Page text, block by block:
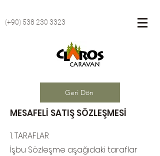
(+90) 538 230 3323
Geri Dön
MESAFELİ SATIŞ SÖZLEŞMESİ
1. TARAFLAR
İşbu Sözleşme aşağıdaki taraflar